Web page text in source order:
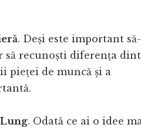
. Deși este important
să recunoști diferența
pieței de muncă și a
. Odată ce ai o idee